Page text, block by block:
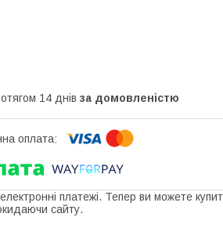
14 днів за домовленістю
платежі. Тепер ви можете
сайту.